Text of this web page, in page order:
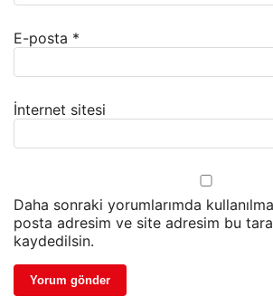
E-posta *
İnternet sitesi
Daha sonraki yorumlarımda
posta adresim ve site adresim bu
kaydedilsin.